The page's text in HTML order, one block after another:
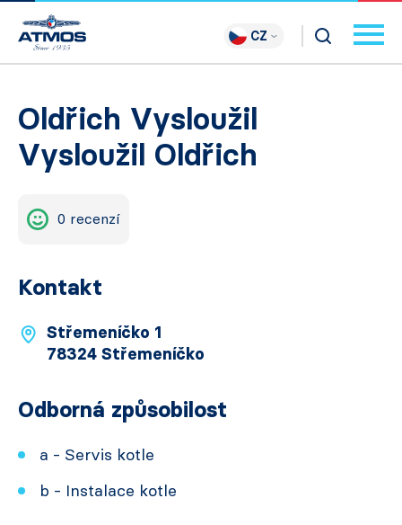
CZ
Oldřich Vysloužil
Vysloužil Oldřich
0 recenzí
Kontakt
Střemeníčko 1
78324 Střemeníčko
Odborná způsobilost
a - Servis kotle
b - Instalace kotle